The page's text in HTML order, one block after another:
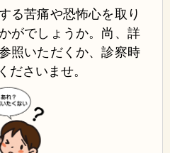
る苦痛や恐怖心を取 り
がでしょうか。 尚、詳
照いただくか、診察時
ださいませ。